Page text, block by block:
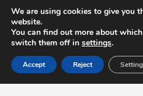
E-mail :
+(229) 01 66
We are using cookies to give you
website.
You can find out more about
switch them off in settings.
Accept Reject